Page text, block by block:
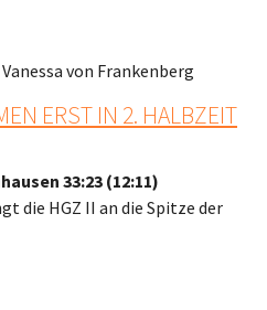
von Frankenberg
ERST IN 2. HALBZEIT
33:23 (12:11)
die HGZ II an die Spitze der